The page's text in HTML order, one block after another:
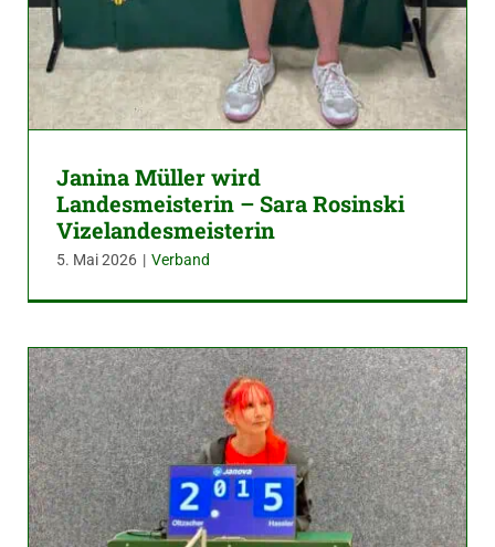
Janina Müller wird
Landesmeisterin – Sara Rosinski
Vizelandesmeisterin
5. Mai 2026 | Verband